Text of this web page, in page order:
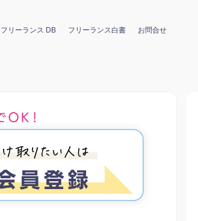
フリーランス DB フリーランス白書 お問合せ